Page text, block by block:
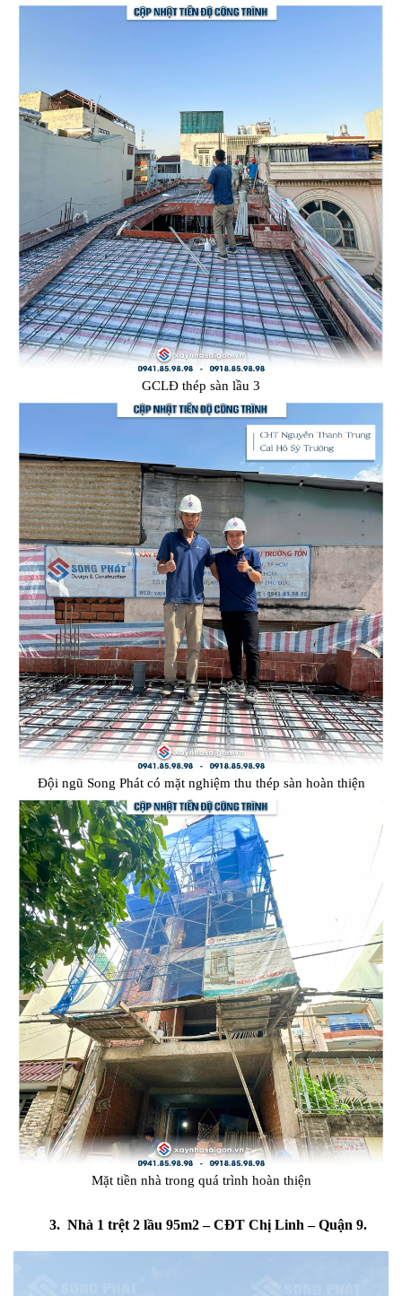
GCLĐ thép sàn lầu 3
Đội ngũ Song Phát có mặt nghiệm thu thép sàn hoàn thiện
Mặt tiền nhà trong quá trình hoàn thiện
3. Nhà 1 trệt 2 lầu 95m2 – CĐT Chị Linh – Quận 9.